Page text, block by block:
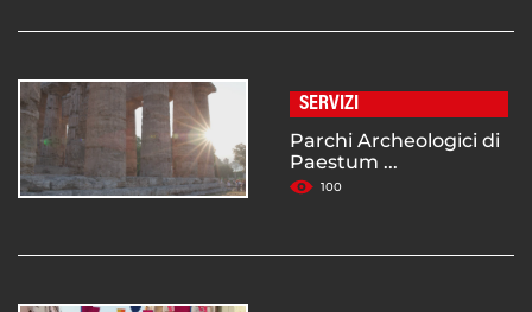
SERVIZI
Parchi Archeologici di
Paestum ...
100